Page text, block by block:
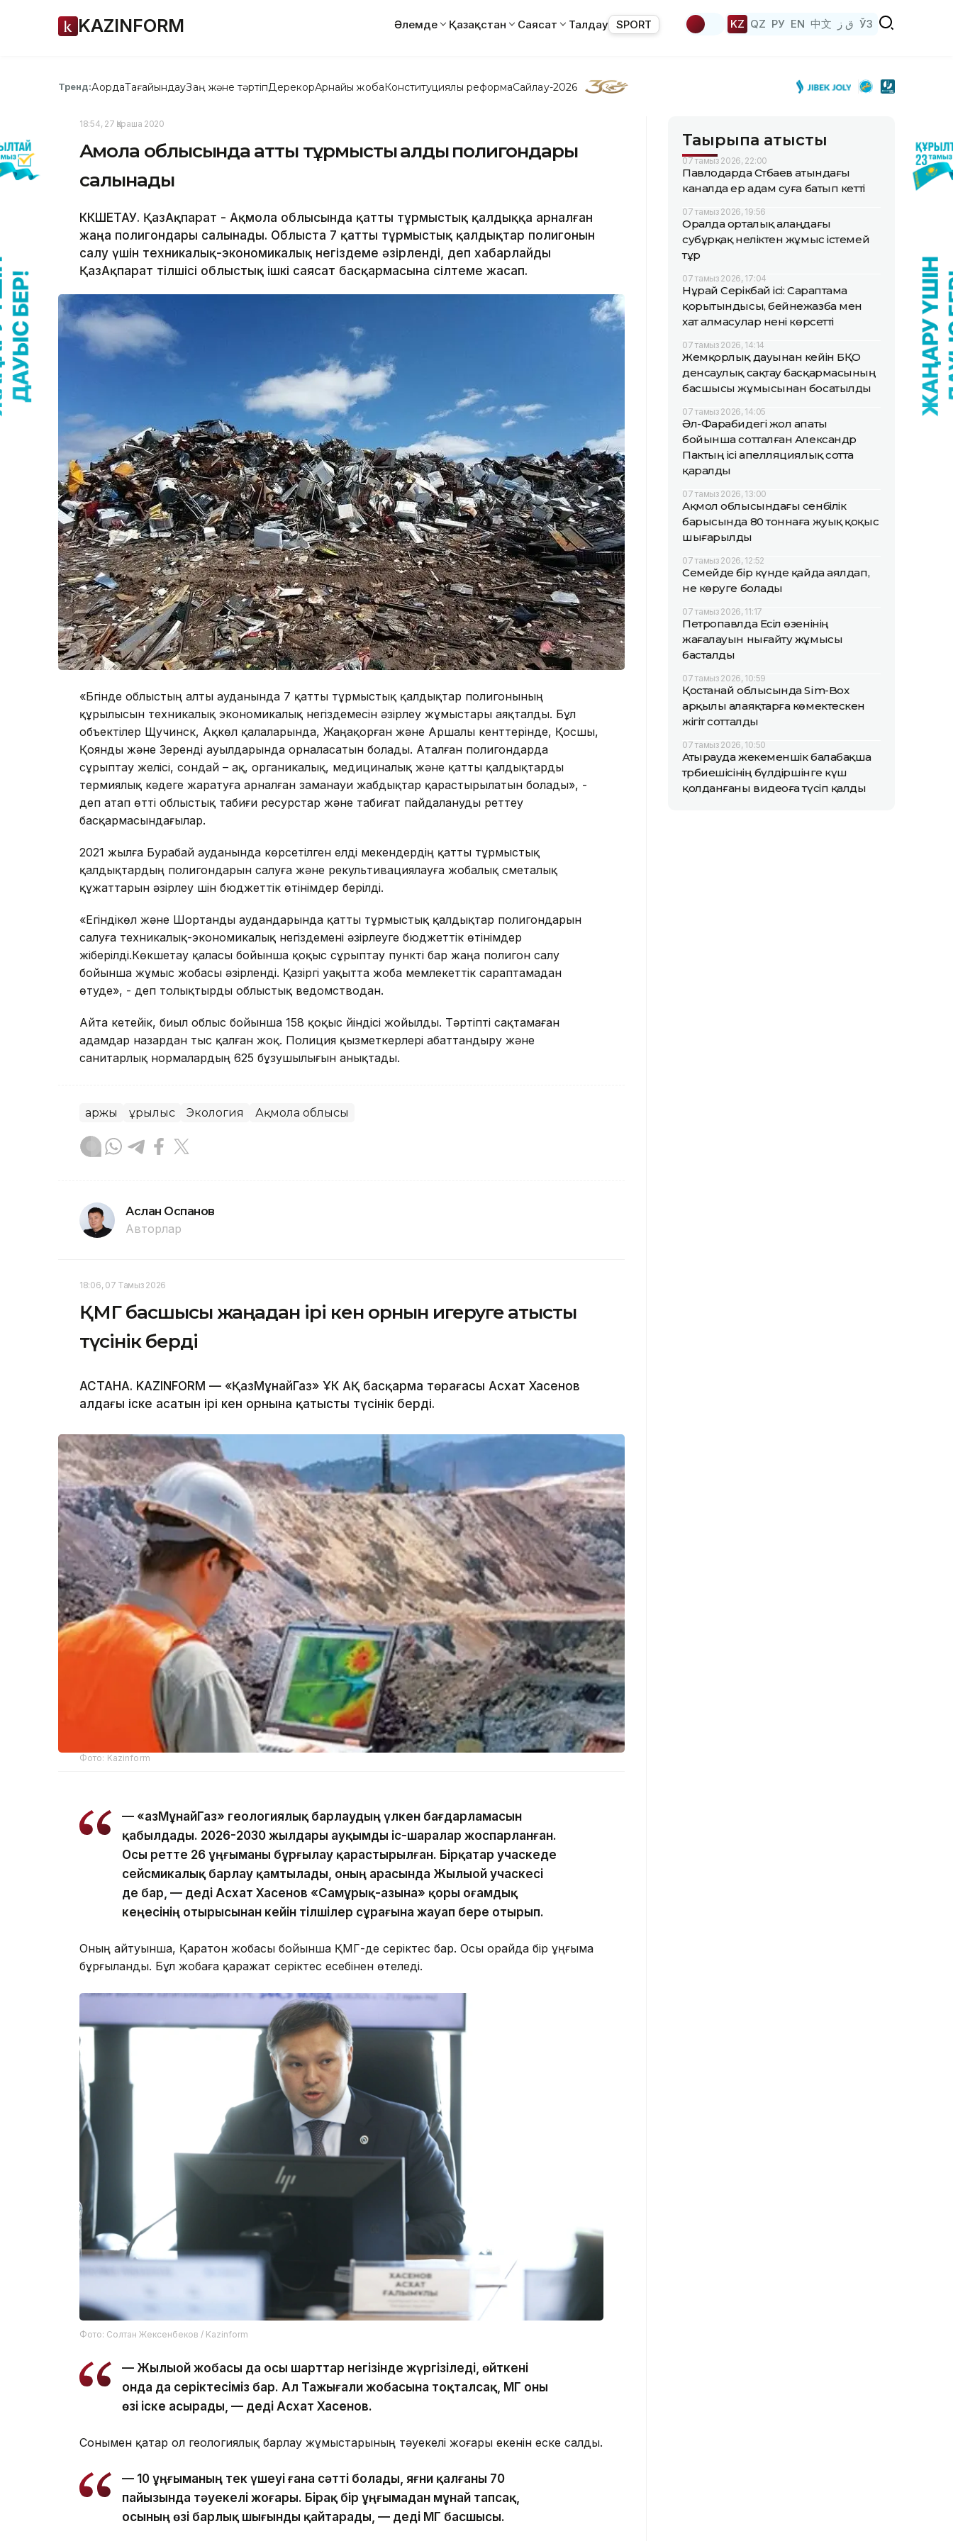
KAZINFORM Әлемде Қазақстан Саясат Талдау SPORT KZ QZ РУ EN 中文 ق ز ЎЗ
Тренд:АқордаТағайындауЗаң және тәртіпДерекқорАрнайы жобаКонституциялық реформаСайлау-2026
18:54, 27 Қараша 2020
Ақмола облысында қатты тұрмыстық қалдық полигондары
салынады
КӨКШЕТАУ. ҚазАқпарат - Ақмола облысында қатты тұрмыстық қалдыққа арналған
жаңа полигондары салынады. Облыста 7 қатты тұрмыстық қалдықтар полигонын
салу үшін техникалық-экономикалық негіздеме әзірленді, деп хабарлайды
ҚазАқпарат тілшісі облыстық ішкі саясат басқармасына сілтеме жасап.
«Бүгінде облыстың алты ауданында 7 қатты тұрмыстық қалдықтар полигонының
құрылысын техникалық экономикалық негіздемесін әзірлеу жұмыстары аяқталды. Бұл
объектілер Щучинск, Ақкөл қалаларында, Жаңақорған және Аршалы кенттерінде, Қосшы,
Қоянды және Зеренді ауылдарында орналасатын болады. Аталған полигондарда
сұрыптау желісі, сондай – ақ, органикалық, медициналық және қатты қалдықтарды
термиялық кәдеге жаратуға арналған заманауи жабдықтар қарастырылатын болады», -
деп атап өтті облыстық табиғи ресурстар және табиғат пайдалануды реттеу
басқармасындағылар.
2021 жылға Бурабай ауданында көрсетілген елді мекендердің қатты тұрмыстық
қалдықтардың полигондарын салуға және рекультивациялауға жобалық сметалық
құжаттарын әзірлеу үшін бюджеттік өтінімдер берілді.
«Егіндікөл және Шортанды аудандарында қатты тұрмыстық қалдықтар полигондарын
салуға техникалық-экономикалық негіздемені әзірлеуге бюджеттік өтінімдер
жіберілді.Көкшетау қаласы бойынша қоқыс сұрыптау пункті бар жаңа полигон салу
бойынша жұмыс жобасы әзірленді. Қазіргі уақытта жоба мемлекеттік сараптамадан
өтуде», - деп толықтырды облыстық ведомстводан.
Айта кетейік, биыл облыс бойынша 158 қоқыс үйіндісі жойылды. Тәртіпті сақтамаған
адамдар назардан тыс қалған жоқ. Полиция қызметкерлері абаттандыру және
санитарлық нормалардың 625 бұзушылығын анықтады.
Қаржы Құрылыс Экология Ақмола облысы
Аслан Оспанов
Авторлар
18:06, 07 Тамыз 2026
ҚМГ басшысы жаңадан ірі кен орнын игеруге қатысты
түсінік берді
АСТАНА. KAZINFORM — «ҚазМұнайГаз» ҰК АҚ басқарма төрағасы Асхат Хасенов
алдағы іске асатын ірі кен орнына қатысты түсінік берді.
Фото: Kazinform
— «ҚазМұнайГаз» геологиялық барлаудың үлкен бағдарламасын
қабылдады. 2026-2030 жылдары ауқымды іс-шаралар жоспарланған.
Осы ретте 26 ұңғыманы бұрғылау қарастырылған. Бірқатар учаскеде
сейсмикалық барлау қамтылады, оның арасында Жылыой учаскесі
де бар, — деді Асхат Хасенов «Самұрық-Қазына» қоры Қоғамдық
кеңесінің отырысынан кейін тілшілер сұрағына жауап бере отырып.
Оның айтуынша, Қаратон жобасы бойынша ҚМГ-де серіктес бар. Осы орайда бір ұңғыма
бұрғыланды. Бұл жобаға қаражат серіктес есебінен өтеледі.
Фото: Солтан Жексенбеков / Kazinform
— Жылыой жобасы да осы шарттар негізінде жүргізіледі, өйткені
онда да серіктесіміз бар. Ал Тажығали жобасына тоқталсақ, ҚМГ оны
өзі іске асырады, — деді Асхат Хасенов.
Сонымен қатар ол геологиялық барлау жұмыстарының тәуекелі жоғары екенін еске салды.
— 10 ұңғыманың тек үшеуі ғана сәтті болады, яғни қалғаны 70
пайызында тәуекелі жоғары. Бірақ бір ұңғымадан мұнай тапсақ,
осының өзі барлық шығынды қайтарады, — деді ҚМГ басшысы.
Тақырыпқа қатысты
07 тамыз 2026, 22:00
Павлодарда Сәтбаев атындағы
каналда ер адам суға батып кетті
07 тамыз 2026, 19:56
Оралда орталық алаңдағы
субұрқақ неліктен жұмыс істемей
тұр
07 тамыз 2026, 17:04
Нұрай Серікбай ісі: Сараптама
қорытындысы, бейнежазба мен
хат алмасулар нені көрсетті
07 тамыз 2026, 14:14
Жемқорлық дауынан кейін БҚО
денсаулық сақтау басқармасының
басшысы жұмысынан босатылды
07 тамыз 2026, 14:05
Әл-Фарабидегі жол апаты
бойынша сотталған Александр
Пактың ісі апелляциялық сотта
қаралды
07 тамыз 2026, 13:00
Ақмол облысындағы сенбілік
барысында 80 тоннаға жуық қоқыс
шығарылды
07 тамыз 2026, 12:52
Семейде бір күнде қайда аялдап,
не көруге болады
07 тамыз 2026, 11:17
Петропавлда Есіл өзенінің
жағалауын нығайту жұмысы
басталды
07 тамыз 2026, 10:59
Қостанай облысында Sim-Box
арқылы алаяқтарға көмектескен
жігіт сотталды
07 тамыз 2026, 10:50
Атырауда жекеменшік балабақша
тәрбиешісінің бүлдіршінге күш
қолданғаны видеоға түсіп қалды